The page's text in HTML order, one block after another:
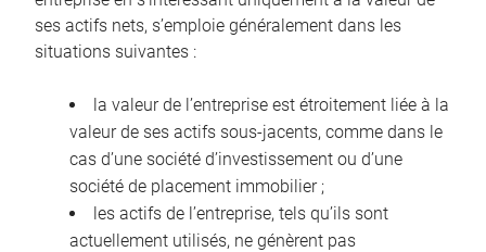
ses actifs nets, s’emploie généralement dans les
situations suivantes :
la valeur de l’entreprise est étroitement liée à la
valeur de ses actifs sous-jacents, comme dans le
cas d’une société d’investissement ou d’une
société de placement immobilier ;
les actifs de l’entreprise, tels qu’ils sont
actuellement utilisés, ne génèrent pas